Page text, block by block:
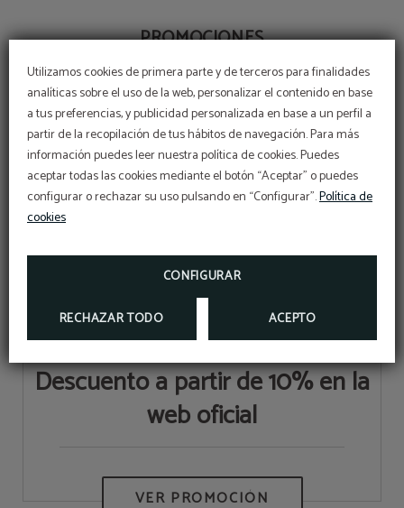
Utilizamos cookies de primera parte y de terceros para finalidades
analíticas sobre el uso de la web, personalizar el contenido en base
a tus preferencias, y publicidad personalizada en base a un perfil a
partir de la recopilación de tus hábitos de navegación. Para más
información puedes leer nuestra política de cookies. Puedes
aceptar todas las cookies mediante el botón “Aceptar” o puedes
configurar o rechazar su uso pulsando en “Configurar”.Política de
cookies
CONFIGURAR
RECHAZAR TODO ACEPTO
PROMOCIONES
Descuento a partir de 10% en la
web oficial